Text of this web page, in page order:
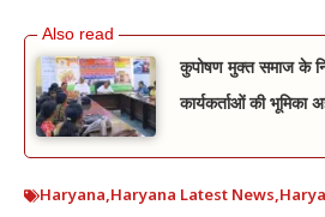
कुपोषण मुक्त समाज के
कार्यकर्ताओं की भूमिका
Haryana,Haryana Latest News,